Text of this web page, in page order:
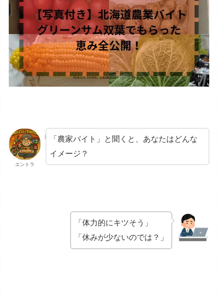
エントラ
「農家バイト」と聞くと、あなたはどんな
イメージ？
「体力的にキツそう」
「休みが少ないのでは？」